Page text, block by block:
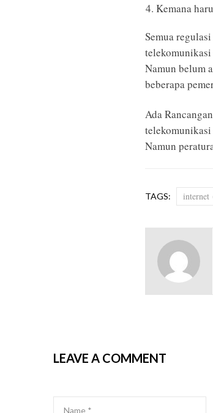
Kemana
Semua
Namun belum
beberapa
Ada
Namun
TAGS: internet
LEAVE A COMMENT